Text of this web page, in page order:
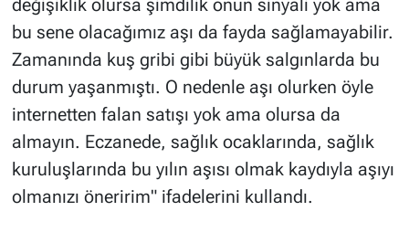
değişiklik olursa şimdilik onun sinyali yok ama
bu sene olacağımız aşı da fayda sağlamayabilir.
Zamanında kuş gribi gibi büyük salgınlarda bu
durum yaşanmıştı. O nedenle aşı olurken öyle
internetten falan satışı yok ama olursa da
almayın. Eczanede, sağlık ocaklarında, sağlık
kuruluşlarında bu yılın aşısı olmak kaydıyla aşıyı
olmanızı öneririm" ifadelerini kullandı.